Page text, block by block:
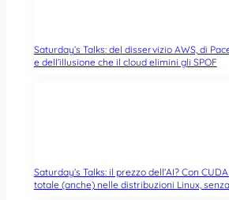
Saturday’s Talks: del disservizio AWS, di
e dell’illusione che il cloud elimini gli SPOF
Saturday’s Talks: il prezzo dell’AI? Con
totale (anche) nelle distribuzioni Linux,